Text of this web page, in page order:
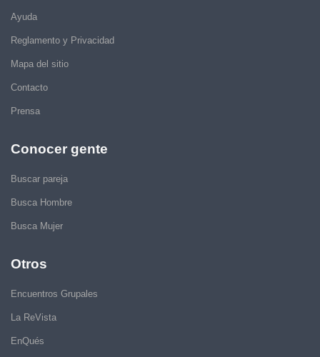
Ayuda
Reglamento y Privacidad
Mapa del sitio
Contacto
Prensa
Conocer gente
Buscar pareja
Busca Hombre
Busca Mujer
Otros
Encuentros Grupales
La ReVista
EnQués